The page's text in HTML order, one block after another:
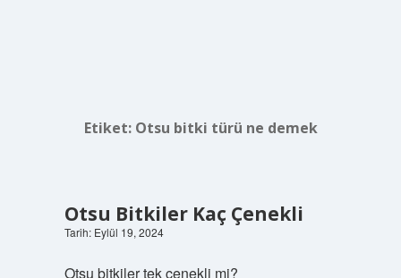
Etiket: Otsu bitki türü ne demek
Otsu Bitkiler Kaç Çenekli
Tarih: Eylül 19, 2024
Otsu bitkiler tek çenekli mi?